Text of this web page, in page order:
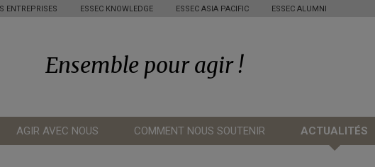
ENTREPRISES ESSEC KNOWLEDGE ESSEC ASIA PACIFIC ESSEC ALUMNI
Ensemble pour agir !
AGIR AVEC NOUS COMMENT NOUS SOUTENIR ACTUALITÉS